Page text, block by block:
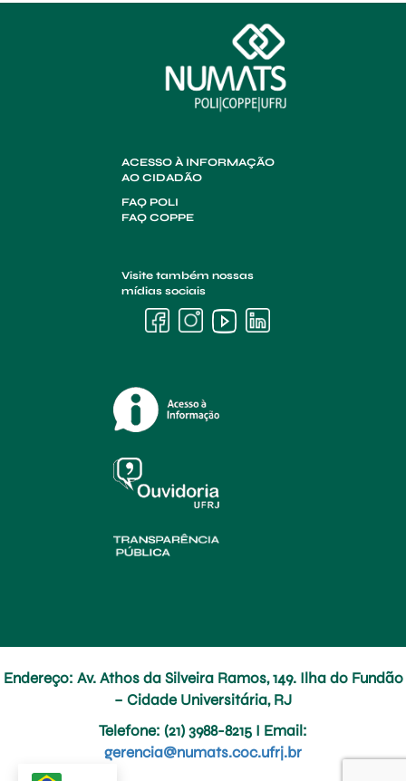
ACESSO À INFORMAÇÃO
AO CIDADÃO
FAQ POLI
FAQ COPPE
Visite também nossas
mídias sociais
Endereço: Av. Athos da Silveira Ramos, 149. Ilha do Fundão
– Cidade Universitária, RJ
Telefone: (21) 3988-8215 I Email:
gerencia@numats.coc.ufrj.br